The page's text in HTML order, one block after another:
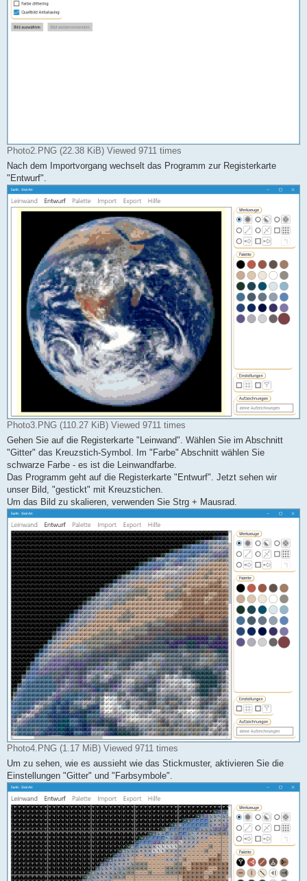
Photo2.PNG (22.38 KiB) Viewed 9711 times
Nach dem Importvorgang wechselt das Programm zur Registerkarte
"Entwurf".
Photo3.PNG (110.27 KiB) Viewed 9711 times
Gehen Sie auf die Registerkarte "Leinwand". Wählen Sie im Abschnitt
"Gitter" das Kreuzstich-Symbol. Im "Farbe" Abschnitt wählen Sie
schwarze Farbe - es ist die Leinwandfarbe.
Das Programm geht auf die Registerkarte "Entwurf". Jetzt sehen wir
unser Bild, "gestickt" mit Kreuzstichen.
Um das Bild zu skalieren, verwenden Sie Strg + Mausrad.
Photo4.PNG (1.17 MiB) Viewed 9711 times
Um zu sehen, wie es aussieht wie das Stickmuster, aktivieren Sie die
Einstellungen "Gitter" und "Farbsymbole".